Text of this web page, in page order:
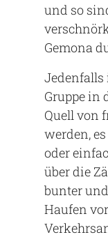
und so
Gemona
Jedenfalls
Gruppe in
Quell von
werden,
oder
über die
bunter
Haufen